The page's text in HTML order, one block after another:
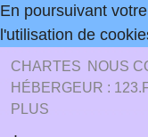
En poursuivant
l'utilisation de
CHARTES NOUS
HÉBERGEUR :
PLUS
.